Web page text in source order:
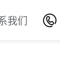
我们